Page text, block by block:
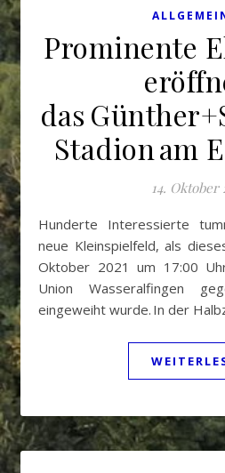
Prominente
das
Stadion am
14. Oktober
Hunderte Interessierte tummelten sich um das
neue Kleinspielfeld, als
Oktober 2021 um 17:00
Union Wasseralfingen
eingeweiht wurde. In der